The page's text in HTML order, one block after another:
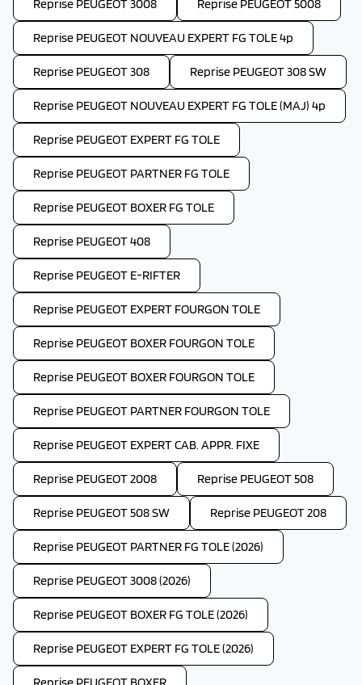
Reprise PEUGEOT 3008 Reprise PEUGEOT 5008
Reprise PEUGEOT NOUVEAU EXPERT FG TOLE 4p
Reprise PEUGEOT 308 Reprise PEUGEOT 308 SW
Reprise PEUGEOT NOUVEAU EXPERT FG TOLE (MAJ) 4p
Reprise PEUGEOT EXPERT FG TOLE
Reprise PEUGEOT PARTNER FG TOLE
Reprise PEUGEOT BOXER FG TOLE
Reprise PEUGEOT 408
Reprise PEUGEOT E-RIFTER
Reprise PEUGEOT EXPERT FOURGON TOLE
Reprise PEUGEOT BOXER FOURGON TOLE
Reprise PEUGEOT BOXER FOURGON TOLE
Reprise PEUGEOT PARTNER FOURGON TOLE
Reprise PEUGEOT EXPERT CAB. APPR. FIXE
Reprise PEUGEOT 2008 Reprise PEUGEOT 508
Reprise PEUGEOT 508 SW Reprise PEUGEOT 208
Reprise PEUGEOT PARTNER FG TOLE (2026)
Reprise PEUGEOT 3008 (2026)
Reprise PEUGEOT BOXER FG TOLE (2026)
Reprise PEUGEOT EXPERT FG TOLE (2026)